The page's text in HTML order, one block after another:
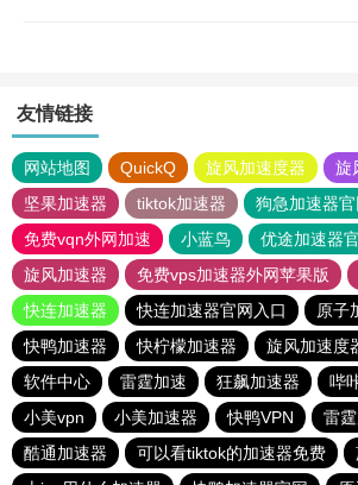
友情链接
网站地图 QuickQ 旋风加速度器
旋
坚果加速器
tiktok加速器
狗急加速器官
免费vqn外网加速
小蓝鸟 优途加速器
旋风加速器
免费vps加速器外网苹果版
快连加速器
快连加速器官网入口
原子
快鸭加速器
快柠檬加速器 旋风加速度
软件中心
雷霆加速 狂飙加速器 哔
小美vpn
小美加速器 快鸭VPN 雷
酷通加速器
可以看tiktok的加速器免费